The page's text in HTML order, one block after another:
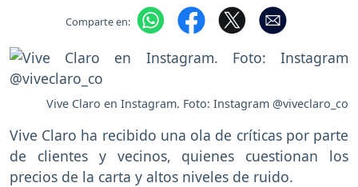
Comparte en:
Vive Claro en Instagram. Foto: Instagram @viveclaro_co
Vive Claro ha recibido una ola de críticas por parte
de clientes y vecinos, quienes cuestionan los
precios de la carta y altos niveles de ruido.